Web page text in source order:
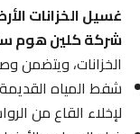
غسيل الخزانات
شركة كلين هوم
الخزانات، ويتضمن
شفط المياه القديمة
لإخلاء القاع من